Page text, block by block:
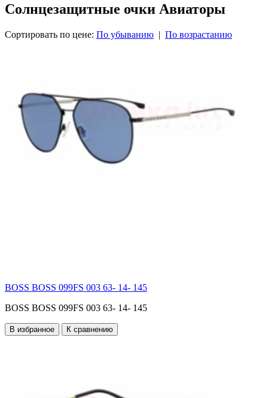
Солнцезащитные очки Авиаторы
Сортировать по цене: По убыванию | По возрастанию
BOSS BOSS 099FS 003 63- 14- 145
BOSS BOSS 099FS 003 63- 14- 145
В избранное К сравнению